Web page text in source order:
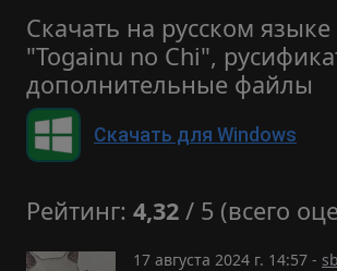
Скачать на русском
"Togainu no Chi",
дополнительные файлы
Скачать для Windows
Рейтинг: 4,32 / 5 (всего
17 августа 2024 г. 14:57 -